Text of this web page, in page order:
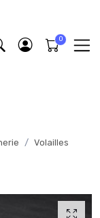
Volailles